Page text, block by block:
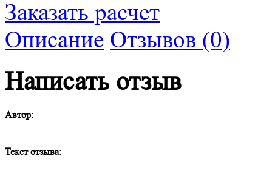
Заказать расчет
Описание Отзывов (0)
Написать отзыв
Автор:
Текст отзыва: